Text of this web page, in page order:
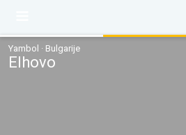
Yambol · Bulgarije
Elhovo